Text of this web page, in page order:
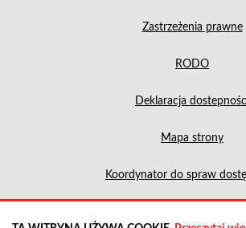
Zastrzeżenia prawne
RODO
Deklaracja
Mapa strony
Koordynator do spraw